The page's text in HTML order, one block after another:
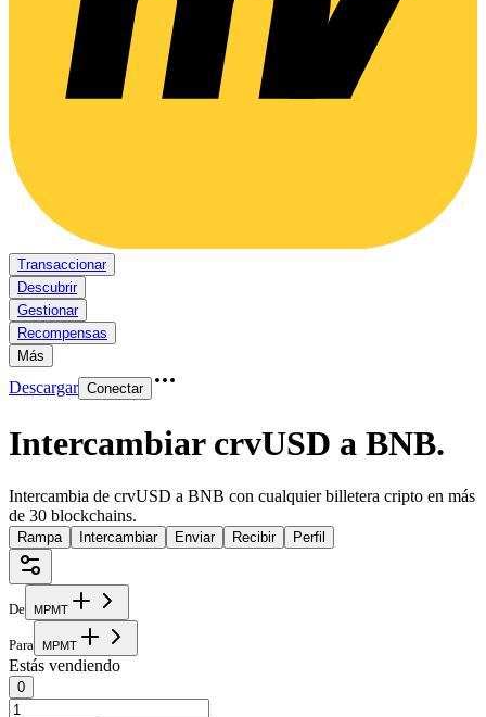
Transaccionar
Descubrir
Gestionar
Recompensas
Más
Descargar Conectar
Intercambiar crvUSD a BNB.
Intercambia de crvUSD a BNB con cualquier billetera cripto en más
de 30 blockchains.
Rampa Intercambiar Enviar Recibir Perfil
De MPMT
Para MPMT
Estás vendiendo
0